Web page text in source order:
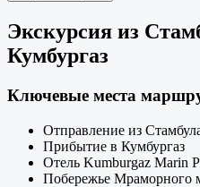
Экскурсия из
Кумбургаз
Ключевые места
Отправление из
Прибытие в Кумбургаз
Отель Kumburgaz Marin
Побережье Мраморного